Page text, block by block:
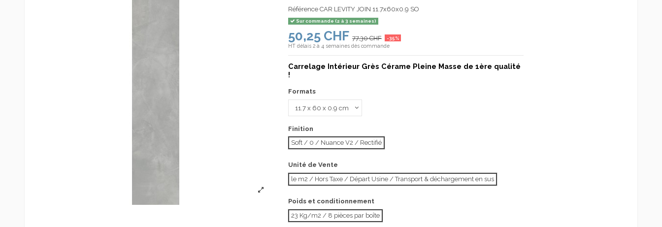
Référence CAR LEVITY JOIN 11.7x60x0.9 SO
Sur commande (2 à 3 semaines)
50,25 CHF 77,30 CHF -35%
HTdélais 2 à 4 semaines dès commande
Carrelage Intérieur Grès Cérame Pleine Masse de 1ère qualité
!
Formats
Finition
Soft / 0 / Nuance V2 / Rectifié
Unité de Vente
le m2 / Hors Taxe / Départ Usine / Transport & déchargement en sus
Poids et conditionnement
23 Kg/m2 / 8 pièces par boîte